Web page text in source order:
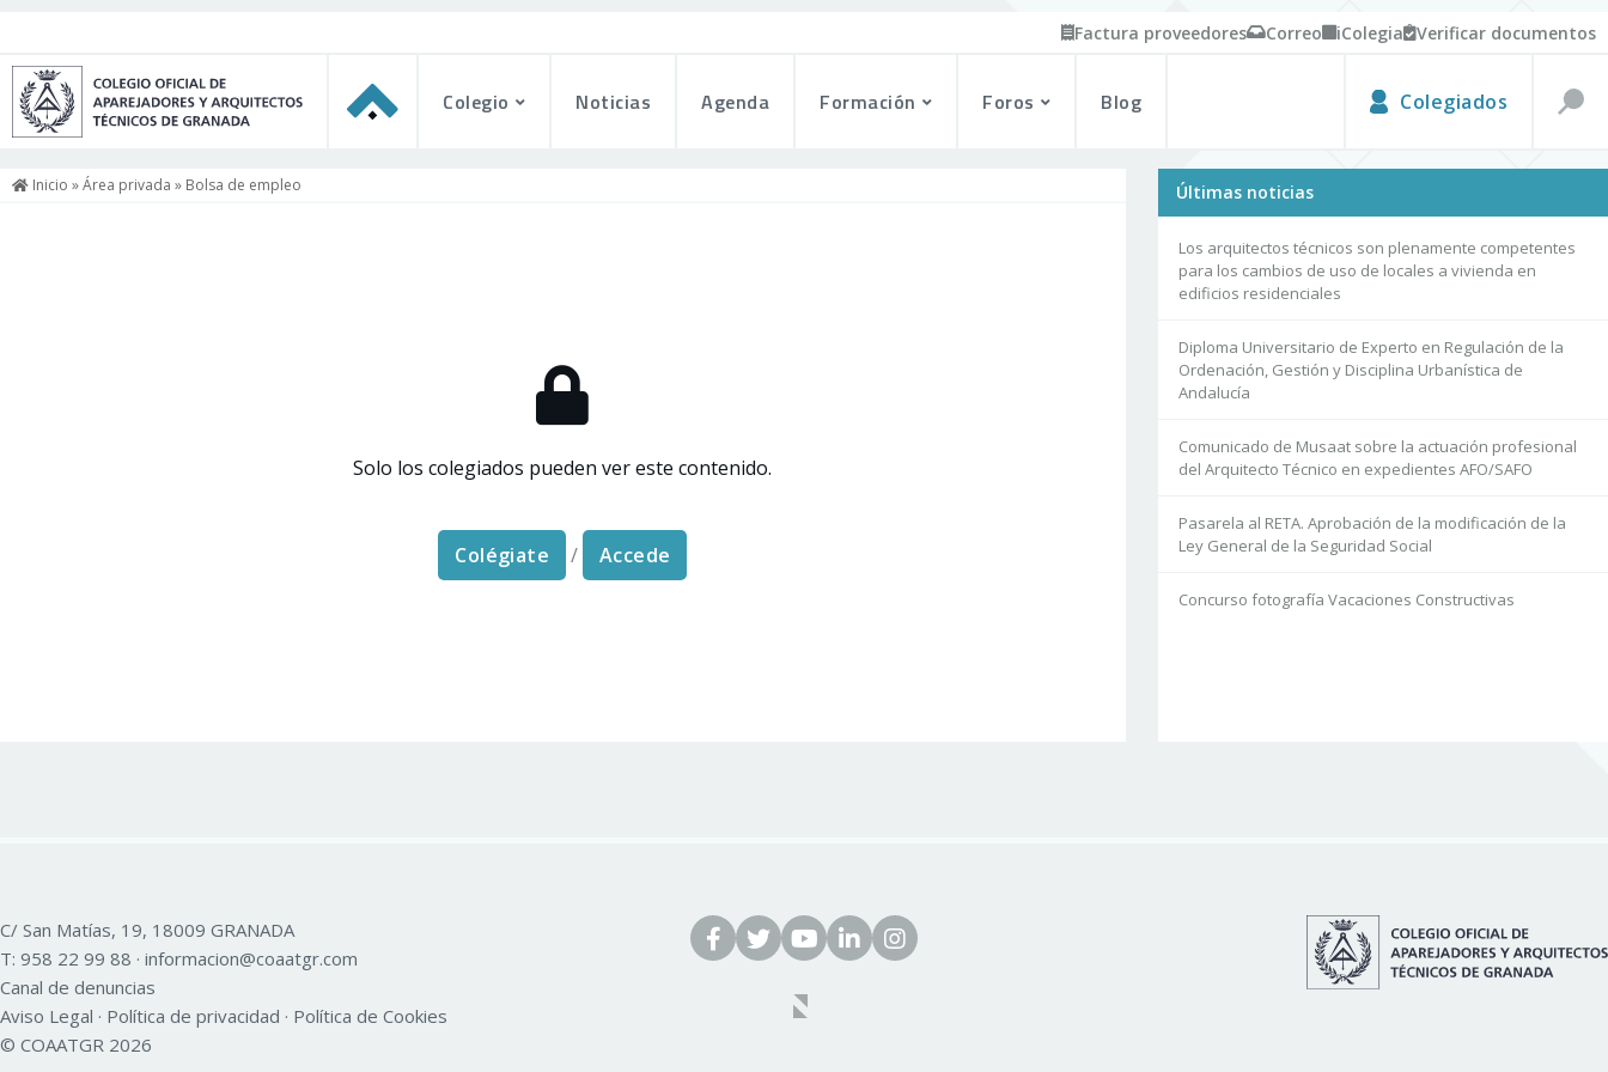
Factura proveedores Correo iColegia Verificar documentos
Colegio Noticias Agenda Formación Foros Blog Colegiados
Inicio »Área privada » Bolsa de empleo
Solo los colegiados pueden ver este contenido.
Colégiate / Accede
Últimas noticias
Los arquitectos técnicos son plenamente competentes
para los cambios de uso de locales a vivienda en
edificios residenciales
Diploma Universitario de Experto en Regulación de la
Ordenación, Gestión y Disciplina Urbanística de
Andalucía
Comunicado de Musaat sobre la actuación profesional
del Arquitecto Técnico en expedientes AFO/SAFO
Pasarela al RETA. Aprobación de la modificación de la
Ley General de la Seguridad Social
Concurso fotografía Vacaciones Constructivas
C/ San Matías, 19, 18009 GRANADA
T: 958 22 99 88 · informacion@coaatgr.com
Canal de denuncias
Aviso Legal · Política de privacidad · Política de Cookies
© COAATGR 2026